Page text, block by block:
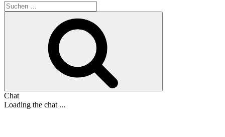
Suche
nach:
Chat
Loading the chat ...